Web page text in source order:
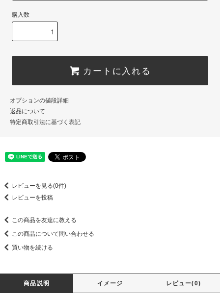
購入数
カートに入れる
オプションの値段詳細
返品について
特定商取引法に基づく表記
レビューを見る(0件)
レビューを投稿
この商品を友達に教える
この商品について問い合わせる
買い物を続ける
商品説明 イメージ レビュー(0)